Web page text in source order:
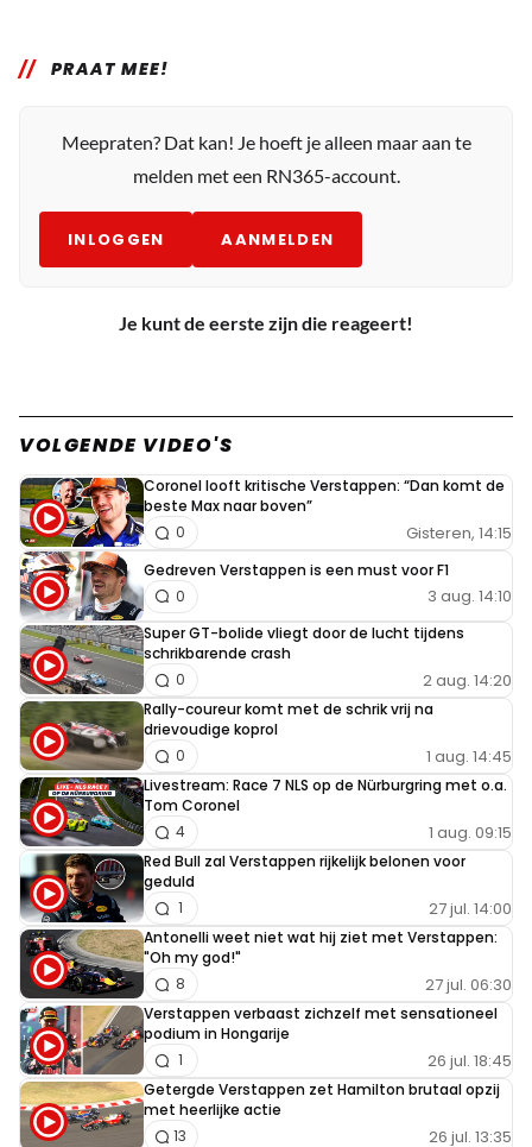
PRAAT MEE!
Meepraten? Dat kan! Je hoeft je alleen maar aan te
melden met een RN365-account.
INLOGGEN AANMELDEN
Je kunt de eerste zijn die reageert!
VOLGENDE VIDEO'S
Coronel looft kritische Verstappen: “Dan komt de
beste Max naar boven”
Gisteren, 14:15
0
Gedreven Verstappen is een must voor F1
3 aug. 14:10
0
Super GT-bolide vliegt door de lucht tijdens
schrikbarende crash
2 aug. 14:20
0
Rally-coureur komt met de schrik vrij na
drievoudige koprol
1 aug. 14:45
0
Livestream: Race 7 NLS op de Nürburgring met o.a.
Tom Coronel
1 aug. 09:15
4
Red Bull zal Verstappen rijkelijk belonen voor
geduld
27 jul. 14:00
1
Antonelli weet niet wat hij ziet met Verstappen:
"Oh my god!"
27 jul. 06:30
8
Verstappen verbaast zichzelf met sensationeel
podium in Hongarije
26 jul. 18:45
1
Getergde Verstappen zet Hamilton brutaal opzij
met heerlijke actie
26 jul. 13:35
13